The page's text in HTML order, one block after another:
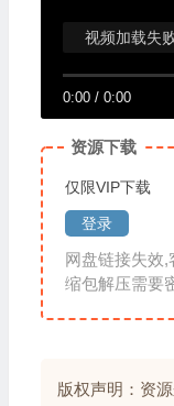
0:00/ 0:00
视频加载失
资源下载
仅限VIP下载
登录
网盘链接失效,
缩包解压需要
版权声明：资